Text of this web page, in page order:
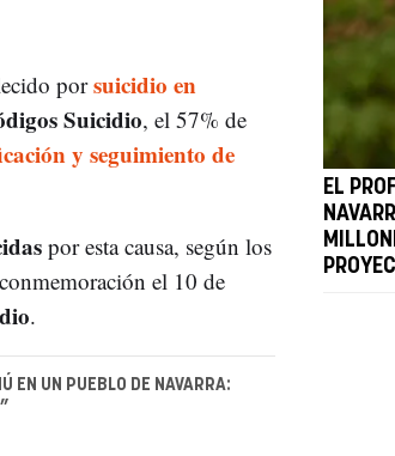
porsuicidio en
Suicidio, el 57% de
y seguimiento de
por esta causa, según los
el 10 de
.
EN UN PUEBLO DE NAVARRA:
EL